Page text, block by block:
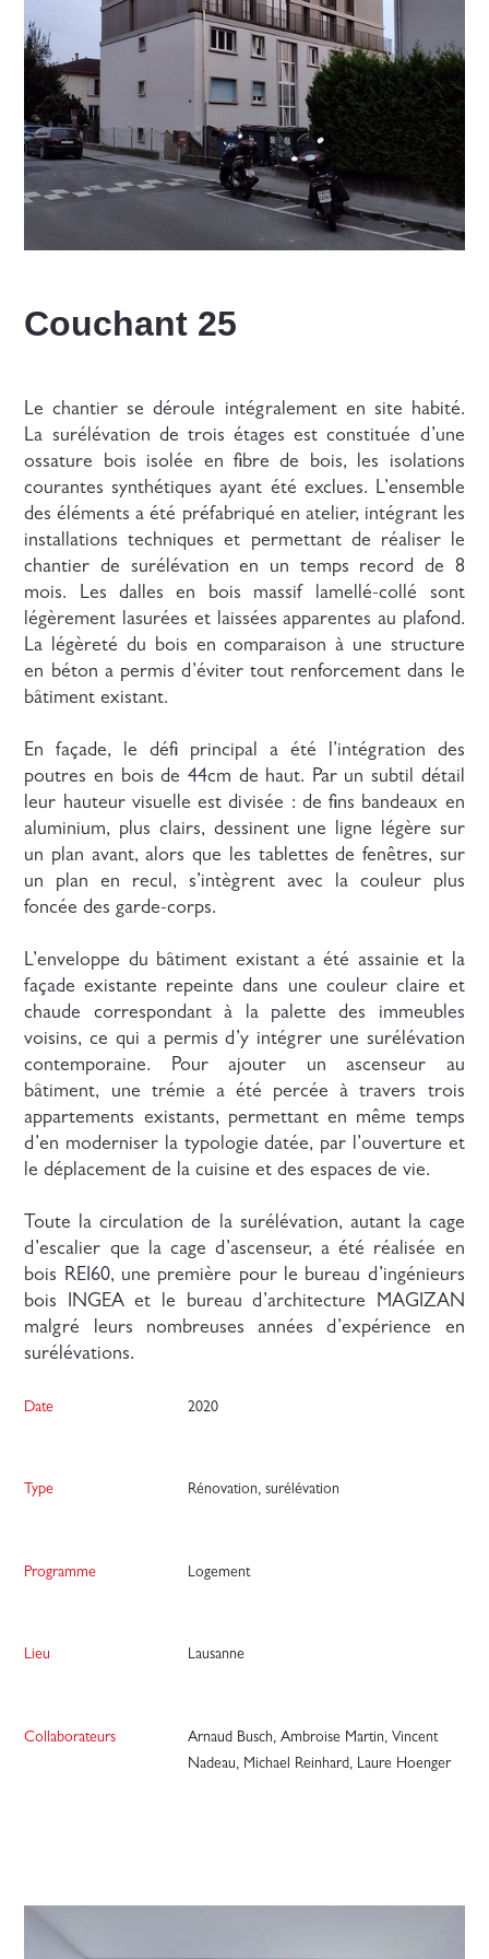
Couchant 25
Le chantier se déroule intégralement en site habité.
La surélévation de trois étages est constituée d’une
ossature bois isolée en fibre de bois, les isolations
courantes synthétiques ayant été exclues. L’ensemble
des éléments a été préfabriqué en atelier, intégrant les
installations techniques et permettant de réaliser le
chantier de surélévation en un temps record de 8
mois. Les dalles en bois massif lamellé-collé sont
légèrement lasurées et laissées apparentes au plafond.
La légèreté du bois en comparaison à une structure
en béton a permis d’éviter tout renforcement dans le
bâtiment existant.
En façade, le défi principal a été l’intégration des
poutres en bois de 44cm de haut. Par un subtil détail
leur hauteur visuelle est divisée : de fins bandeaux en
aluminium, plus clairs, dessinent une ligne légère sur
un plan avant, alors que les tablettes de fenêtres, sur
un plan en recul, s’intègrent avec la couleur plus
foncée des garde-corps.
L’enveloppe du bâtiment existant a été assainie et la
façade existante repeinte dans une couleur claire et
chaude correspondant à la palette des immeubles
voisins, ce qui a permis d’y intégrer une surélévation
contemporaine. Pour ajouter un ascenseur au
bâtiment, une trémie a été percée à travers trois
appartements existants, permettant en même temps
d’en moderniser la typologie datée, par l’ouverture et
le déplacement de la cuisine et des espaces de vie.
Toute la circulation de la surélévation, autant la cage
d’escalier que la cage d’ascenseur, a été réalisée en
bois REI60, une première pour le bureau d’ingénieurs
bois INGEA et le bureau d’architecture MAGIZAN
malgré leurs nombreuses années d’expérience en
surélévations.
Date 2020
Type Rénovation, surélévation
Programme Logement
Lieu Lausanne
Collaborateurs
Arnaud Busch, Ambroise Martin, Vincent
Nadeau, Michael Reinhard, Laure Hoenger